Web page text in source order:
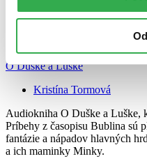
Audiokniha
O Duške a Luške
Kristína Tormová
Audiokniha O Duške a Luške,
Príbehy z časopisu Bublina sú
fantázie a nápadov hlavných
a ich maminky Minky.